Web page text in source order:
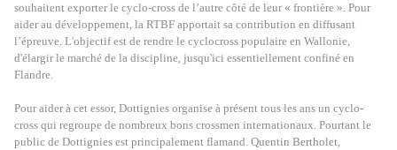
souhaitent exporter le cyclo-cross de l’autre côté de leur « frontière ». Pour
aider au développement, la RTBF apportait sa contribution en diffusant
l’épreuve. L'objectif est de rendre le cyclocross populaire en Wallonie,
d'élargir le marché de la discipline, jusqu'ici essentiellement confiné en
Flandre.
Pour aider à cet essor, Dottignies organise à présent tous les ans un cyclo-
cross qui regroupe de nombreux bons crossmen internationaux. Pourtant le
public de Dottignies est principalement flamand. Quentin Bertholet,